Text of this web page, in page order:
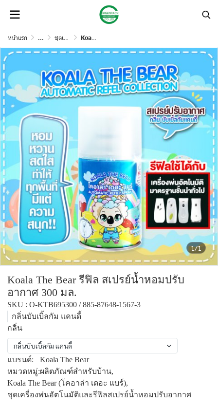
หน้าแรก ... ชุดเครื่องพ่นอัตโนมัติและรีฟิลสเปรย์น้ำหอมปรับอากาศ Koala The Bear รีฟิล สเปรย์น้ำหอมปรับอากาศ 300 มล.
1/1
Koala The Bear รีฟิล สเปรย์น้ำหอมปรับ
อากาศ 300 มล.
SKU : O-KTB695300 / 885-87648-1567-3
กลิ่นบับเบิ้ลกัม แคนดี้
กลิ่น
กลิ่นบับเบิ้ลกัม แคนดี้
แบรนด์:
Koala The Bear
หมวดหมู่:ผลิตภัณฑ์สำหรับบ้าน,
Koala The Bear (โคอาล่า เดอะ แบร์),
ชุดเครื่องพ่นอัตโนมัติและรีฟิลสเปรย์น้ำหอมปรับอากาศ